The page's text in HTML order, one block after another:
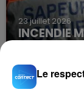
23 juillet 2026
INCENDIE
SON BÉBÉ
Un homme
aspergé sa
Le